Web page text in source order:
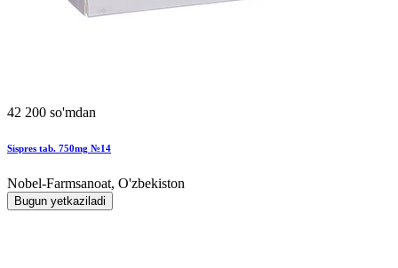
42 200 so'mdan
Sispres tab. 750mg №14
Nobel-Farmsanoat, O'zbekiston
Bugun yetkaziladi